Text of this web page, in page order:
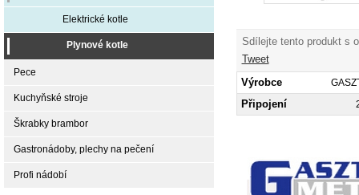
Sdílejte tento produkt s
Tweet
Výrobce
Připojení
Elektrické kotle
Plynové kotle
Pece
Kuchyňské stroje
Škrabky brambor
Gastronádoby, plechy na pečení
Profi nádobí